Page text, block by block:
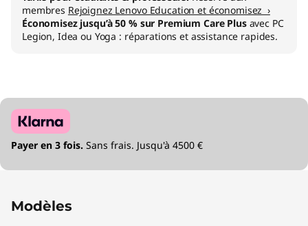
membres Rejoignez Lenovo Education et économisez ›
Économisez jusqu’à 50 % sur Premium Care Plusavec PC
Legion, Idea ou Yoga : réparations et assistance rapides.
Payer en 3 fois. Sans frais. Jusqu'à 4500 €
Modèles